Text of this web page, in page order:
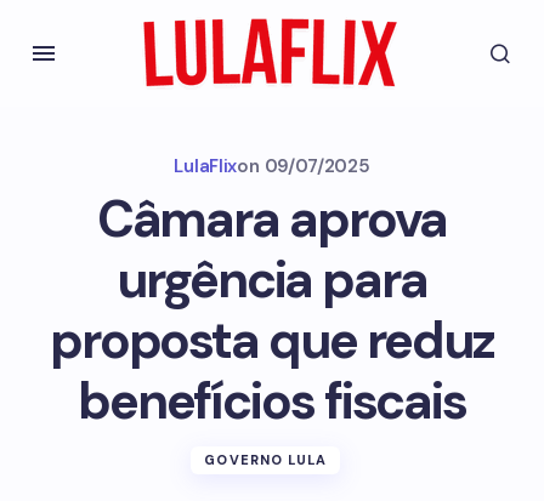
LulaFlixon 09/07/2025
Câmara aprova
urgência para
proposta que reduz
benefícios fiscais
GOVERNO LULA